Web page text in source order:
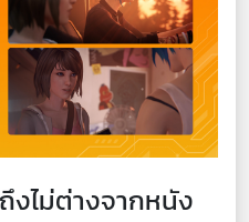
ถึงไม่ต่างจากหนัง